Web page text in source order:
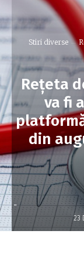
Stiri diverse
Rețeta
va fi
din
-
23